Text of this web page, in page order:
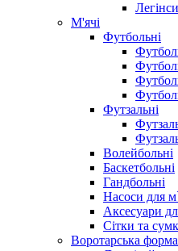
М'ячі
Футбольні
Футзальні
Волейбольні
Баскетбольні
Гандбольні
Насоси для
Аксесуари
Сітки та
Воротарська форма